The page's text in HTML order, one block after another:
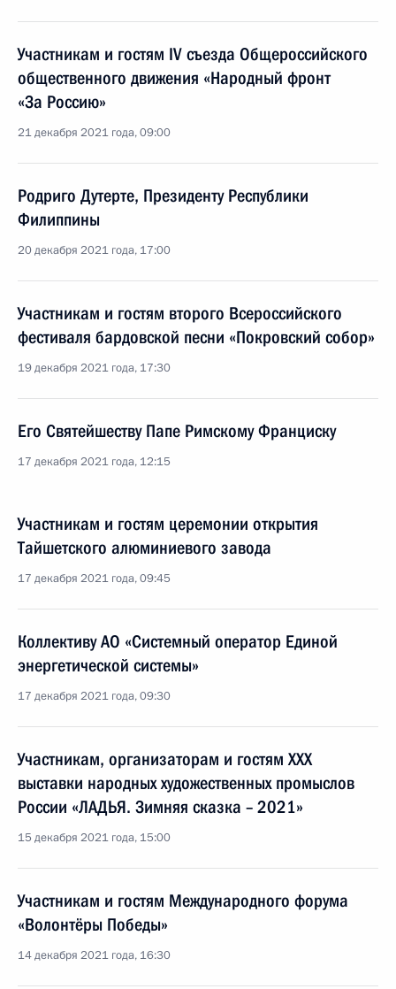
Участникам и гостям IV съезда Общероссийского
общественного движения «Народный фронт
«За Россию»
21 декабря 2021 года, 09:00
Родриго Дутерте, Президенту Республики
Филиппины
20 декабря 2021 года, 17:00
Участникам и гостям второго Всероссийского
фестиваля бардовской песни «Покровский собор»
19 декабря 2021 года, 17:30
Его Святейшеству Папе Римскому Франциску
17 декабря 2021 года, 12:15
Участникам и гостям церемонии открытия
Тайшетского алюминиевого завода
17 декабря 2021 года, 09:45
Коллективу АО «Системный оператор Единой
энергетической системы»
17 декабря 2021 года, 09:30
Участникам, организаторам и гостям XXX
выставки народных художественных промыслов
России «ЛАДЬЯ. Зимняя сказка – 2021»
15 декабря 2021 года, 15:00
Участникам и гостям Международного форума
«Волонтёры Победы»
14 декабря 2021 года, 16:30